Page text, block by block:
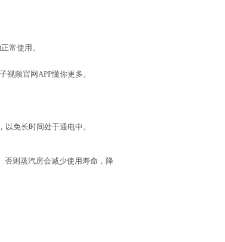
常使用。
频官网APP懂你更多。
免长时间处于通电中。
否则蒸汽房会减少使用寿命，降